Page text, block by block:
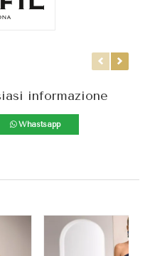
informazione
Whastsapp